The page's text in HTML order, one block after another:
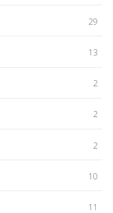
29
13
2
2
2
10
11